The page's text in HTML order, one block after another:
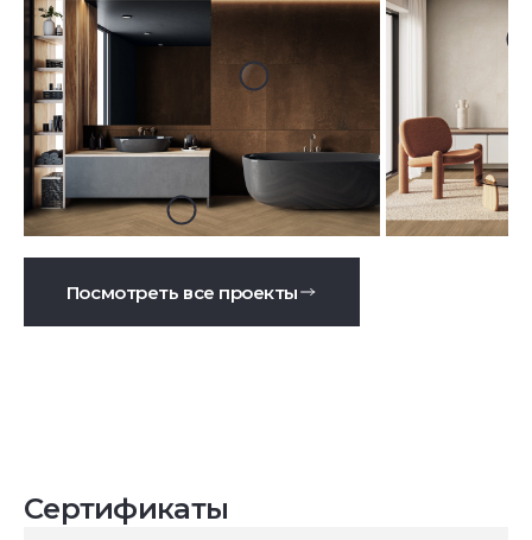
Посмотреть все проекты
Сертификаты